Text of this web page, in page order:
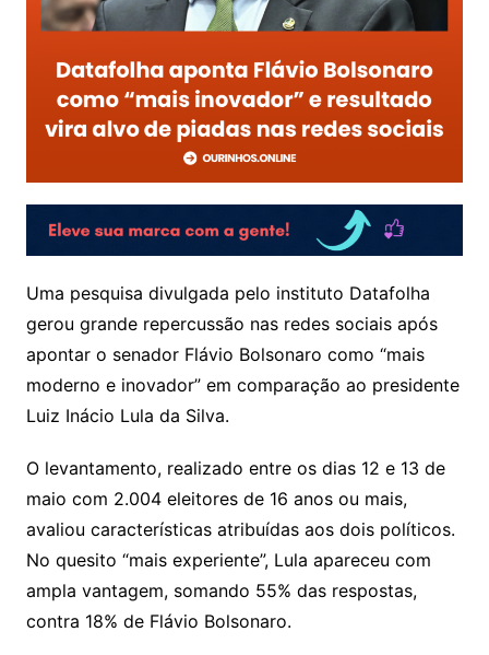
Uma pesquisa divulgada pelo instituto Datafolha
gerou grande repercussão nas redes sociais após
apontar o senador Flávio Bolsonaro como “mais
moderno e inovador” em comparação ao presidente
Luiz Inácio Lula da Silva.
O levantamento, realizado entre os dias 12 e 13 de
maio com 2.004 eleitores de 16 anos ou mais,
avaliou características atribuídas aos dois políticos.
No quesito “mais experiente”, Lula apareceu com
ampla vantagem, somando 55% das respostas,
contra 18% de Flávio Bolsonaro.